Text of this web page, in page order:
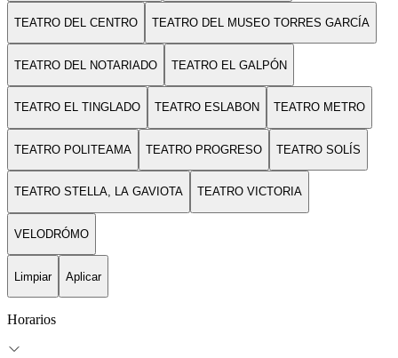
TEATRO DEL CENTRO TEATRO DEL MUSEO TORRES GARCÍA
TEATRO DEL NOTARIADO TEATRO EL GALPÓN
TEATRO EL TINGLADO TEATRO ESLABON TEATRO METRO
TEATRO POLITEAMA TEATRO PROGRESO TEATRO SOLÍS
TEATRO STELLA, LA GAVIOTA TEATRO VICTORIA
VELODRÓMO
Limpiar Aplicar
Horarios